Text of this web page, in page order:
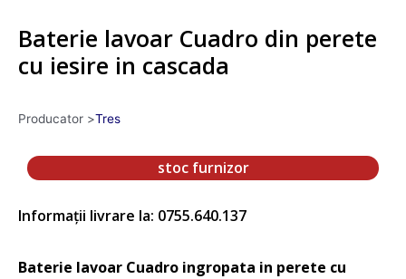
Baterie lavoar Cuadro din perete
cu iesire in cascada
Producator >Tres
stoc furnizor
Informații livrare la: 0755.640.137
Baterie lavoar Cuadro ingropata in perete cu